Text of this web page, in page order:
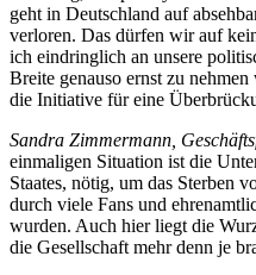
geht in Deutschland auf
verloren. Das dürfen wir auf
ich eindringlich an unsere
Breite genauso ernst zu
die Initiative für eine
Sandra Zimmermann,
einmaligen Situation ist die
Staates, nötig, um das Sterben
durch viele Fans und
wurden. Auch hier liegt die
die Gesellschaft mehr denn je